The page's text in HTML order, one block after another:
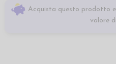
Acquista questo prodotto
valore di